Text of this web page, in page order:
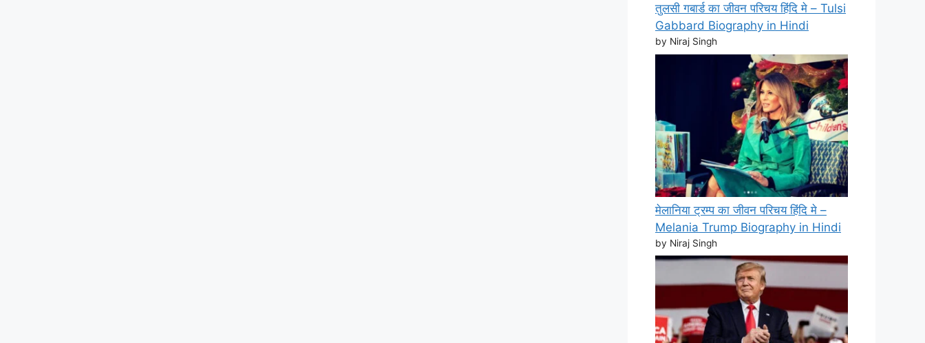
तुलसी गबार्ड का जीवन परिचय हिंदि मे – Tulsi
Gabbard Biography in Hindi
by Niraj Singh
मेलानिया ट्रम्प का जीवन परिचय हिंदि मे –
Melania Trump Biography in Hindi
by Niraj Singh